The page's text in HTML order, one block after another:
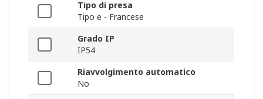
Tipo di presa
Tipo e - Francese
Grado IP
IP54
Riavvolgimento automatico
No